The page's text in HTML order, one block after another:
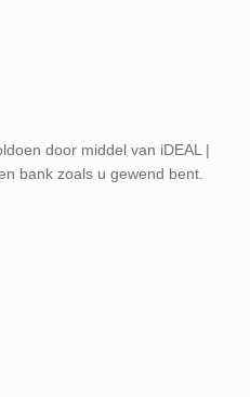
door middel van iDEAL |
bank zoals u gewend bent.